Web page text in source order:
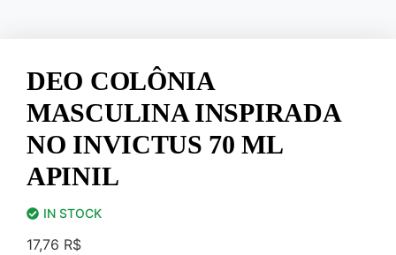
DEO COLÔNIA
MASCULINA INSPIRADA
NO INVICTUS 70 ML
APINIL
IN STOCK
17,76 R$